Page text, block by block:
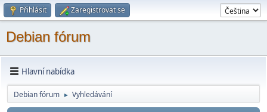
Přihlásit Zaregistrovat se
Debian fórum
Hlavní nabídka
Debian fórum ► Vyhledávání